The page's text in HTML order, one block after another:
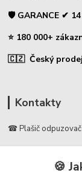
🛡️ GARANCE ✔
⭐ 180 000+
🇨🇿 Český
Kontakty
☎ Plašič odpuzovač
📞
🍪